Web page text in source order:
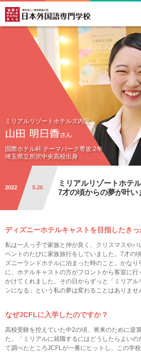
ミリアルリゾートホテルズ内定
国際ホテル科 テーマパーク専攻 2年
埼玉県立所沢中央高校出身
2022 5.26
ミリアルリゾートホテ
7才の頃からの夢が叶い
ディズニーホテルキャストを目指したきっ
私は一人っ子で家族と仲が良く、クリスマスやバ
ベントのたびに家族旅行をしていました。7才の
ズニーランドホテルに泊まった時のこと。かな
に、ホテルキャストの方がフロントから客室に行
かけてくれました。その日からずっと「ミリア
ンになる」という私の夢は変わることはありませ
なぜJCFLに入学したのですか？
高校受験を控えていた中2の頃、将来のために逆
た。「ミリアルに就職するにはどうしたらよいの
て調べたところJCFLが一番にヒットし、この学